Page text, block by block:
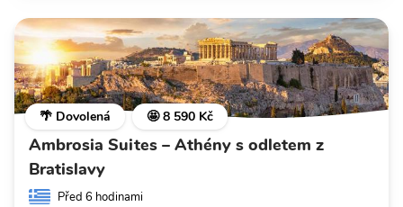
🌴 Dovolená 🤩 8 590 Kč
Ambrosia Suites – Athény s odletem z
Bratislavy
Před 6 hodinami